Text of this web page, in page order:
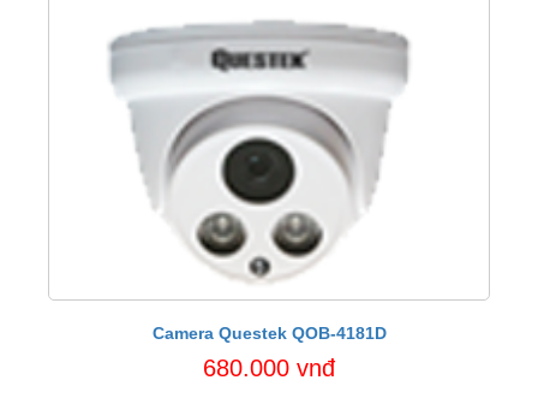
Camera Questek QOB-4181D
680.000 vnđ